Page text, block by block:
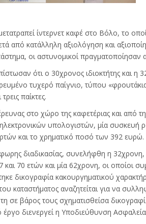
μετατραπεί ίντερνετ καφέ στο Βόλο, το
από κατάλληλη αξιολόγηση και
οι αστυνομικοί πραγματοποίησαν
ότι ο 30χρονος ιδιοκτήτης και
τυχερό παίγνιο, τύπου
παίκτες.
στο χώρο της καφετέριας και
υπολογιστών, μία
και το χρηματικό ποσό των 392 ευρώ.
διαδικασίας, συνελήφθη η
και 70 ετών και μία 62χρονη, οι οποίοι
δικογραφία κακουργηματικού
καταστήματος αναζητείται για να
σε βάρος τους σχηματισθείσα
έργο διενεργεί η Υποδιεύθυνση